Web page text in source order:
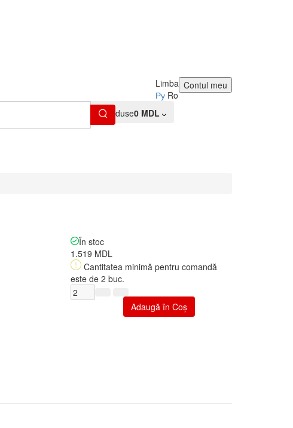
Contul meu
Limba
Ру Ro
0 Produse0 MDL
În stoc
1.519 MDL
Cantitatea minimă pentru comandă
este de 2 buc.
Adaugă în Coş